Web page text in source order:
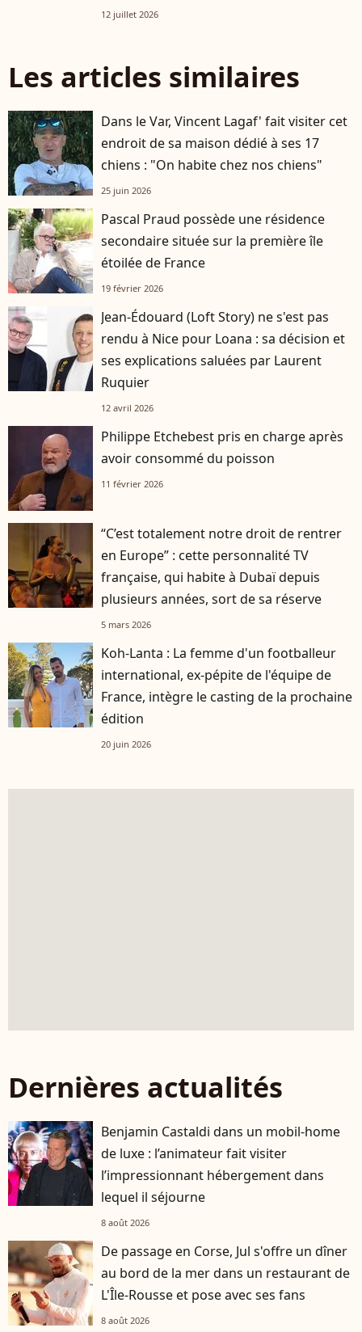
12 juillet 2026
Les articles similaires
Dans le Var, Vincent Lagaf' fait visiter cet
endroit de sa maison dédié à ses 17
chiens : "On habite chez nos chiens"
25 juin 2026
Pascal Praud possède une résidence
secondaire située sur la première île
étoilée de France
19 février 2026
Jean-Édouard (Loft Story) ne s'est pas
rendu à Nice pour Loana : sa décision et
ses explications saluées par Laurent
Ruquier
12 avril 2026
Philippe Etchebest pris en charge après
avoir consommé du poisson
11 février 2026
“C’est totalement notre droit de rentrer
en Europe” : cette personnalité TV
française, qui habite à Dubaï depuis
plusieurs années, sort de sa réserve
5 mars 2026
Koh-Lanta : La femme d'un footballeur
international, ex-pépite de l'équipe de
France, intègre le casting de la prochaine
édition
20 juin 2026
Dernières actualités
Benjamin Castaldi dans un mobil-home
de luxe : l’animateur fait visiter
l’impressionnant hébergement dans
lequel il séjourne
8 août 2026
De passage en Corse, Jul s'offre un dîner
au bord de la mer dans un restaurant de
L'Île-Rousse et pose avec ses fans
8 août 2026